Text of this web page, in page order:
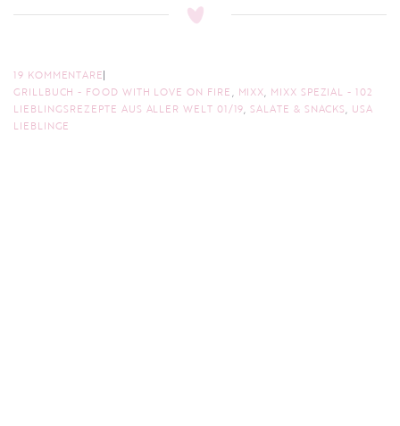
19 KOMMENTARE
GRILLBUCH - FOOD WITH LOVE ON FIRE , MIXX, MIXX SPEZIAL - 102
LIEBLINGSREZEPTE AUS ALLER WELT 01/19,SALATE & SNACKS, USA
LIEBLINGE